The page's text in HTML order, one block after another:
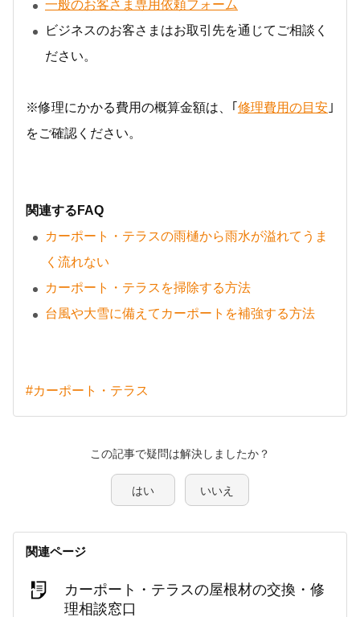
一般のお客さま専用依頼フォーム
ビジネスのお客さまはお取引先を通じてご相談く
ださい。
※修理にかかる費用の概算金額は、｢ 修理費用の目安 ｣
をご確認ください。
関連するFAQ
カーポート・テラスの雨樋から雨水が溢れてうま
く流れない
カーポート・テラスを掃除する方法
台風や大雪に備えてカーポートを補強する方法
#カーポート・テラス
この記事で疑問は解決しましたか？
はい いいえ
関連ページ
カーポート・テラスの屋根材の交換・修
理相談窓口